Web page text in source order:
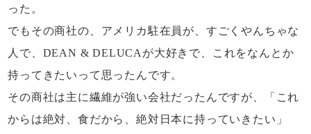
った。
でもその商社の、アメリカ駐在員が、 すごくやんちゃな
人で、 DEAN & DELUCAが大好きで、
これをなんとか
持ってきたいって思ったんです。
その商社は主に繊維が強い会社だったんですが、
「これ
からは絶対、食だから、絶対日本に持っていきたい」